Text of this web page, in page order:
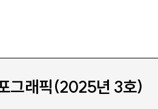
그래픽(2025년 3호)